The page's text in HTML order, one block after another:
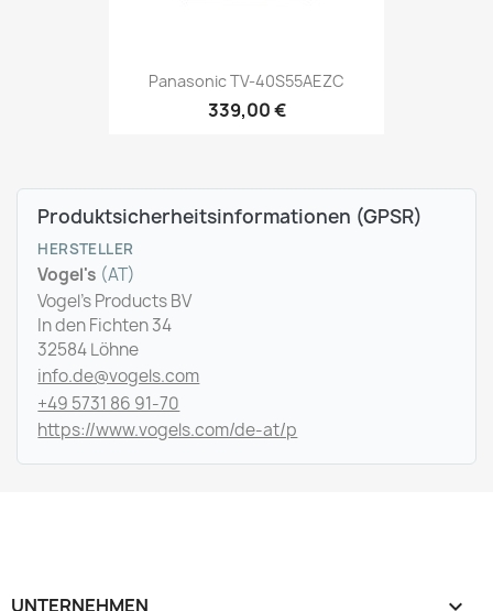
Panasonic TV-40S55AEZC
339,00 €
Produktsicherheitsinformationen (GPSR)
HERSTELLER
Vogel's (AT)
Vogel's Products BV
In den Fichten 34
32584 Löhne
info.de@vogels.com
+49 5731 86 91-70
https://www.vogels.com/de-at/p
UNTERNEHMEN